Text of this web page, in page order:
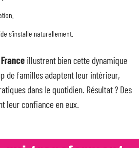
s’installe naturellement.
illustrent bien cette dynamique
de familles adaptent leur intérieur,
dans le quotidien. Résultat ? Des
leur confiance en eux.